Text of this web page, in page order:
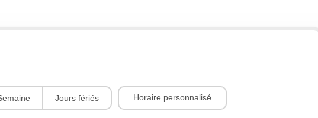
Jours fériés Horaire personnalisé